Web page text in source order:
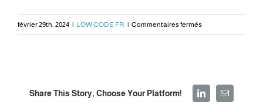
février 29th, 2024 | LOW CODE FR | Commentaires ferméssur
Le
il
Share This Story, Choose Your Platform! LinkedInEmail